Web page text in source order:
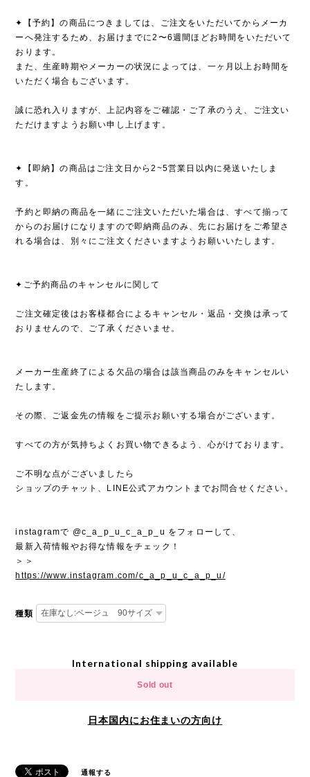
✦【予約】の商品につきましては、ご注文をいただいてからメーカ
ーへ発注するため、お届けまでに2〜6週間ほどお時間をいただいて
おります。
また、生産時期やメーカーの状況によっては、一ヶ月以上お時間を
いただく場合もございます。
誠に恐れ入りますが、上記内容をご確認・ご了承のうえ、ご注文い
ただけますようお願い申し上げます。
✦【即納】の商品はご注文日から2~5営業日以内に発送いたしま
す。
予約と即納の商品を一緒にご注文いただいた場合は、すべて揃って
からのお届けになりますので即納商品のみ、先にお届けをご希望さ
れる場合は、別々にご注文くださいますようお願いいたします。
✦ご予約商品のキャンセルに関して
ご注文確定後はお客様都合によるキャンセル・返品・交換は承って
おりませんので、ご了承くださいませ。
メーカー生産終了による欠品の場合は該当商品のみをキャンセルい
たします。
その際、ご返金先の情報をご提示お願いする場合がございます。
すべての方が気持ちよくお買い物できるよう、心がけております。
ご不明な点がございましたら
ショップのチャット、LINE公式アカウントまでお問合せください。
instagramで @c_a_p_u_c_a_p_u をフォローして、
最新入荷情報やお得な情報をチェック！
＞＞
https://www.instagram.com/c_a_p_u_c_a_p_u/
種類
International shipping available
Sold out
日本国内にお住まいの方向け
通報する